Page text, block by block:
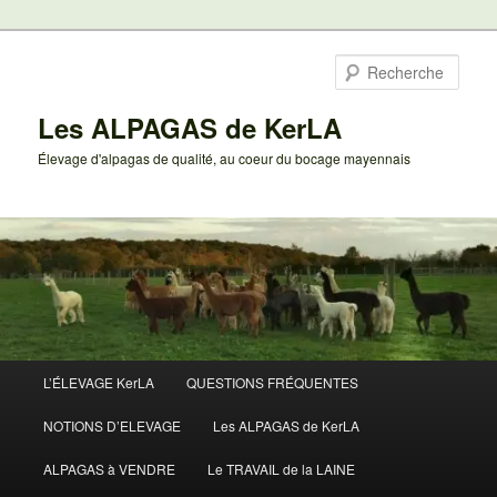
Les ALPAGAS de KerLA
Élevage d'alpagas de qualité, au coeur du bocage mayennais
principal
L’ÉLEVAGE KerLA QUESTIONS FRÉQUENTES
NOTIONS D’ELEVAGE Les ALPAGAS de KerLA
ALPAGAS à VENDRE Le TRAVAIL de la LAINE